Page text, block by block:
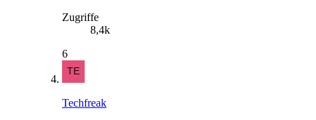
Zugriffe
8,4k
6
Techfreak